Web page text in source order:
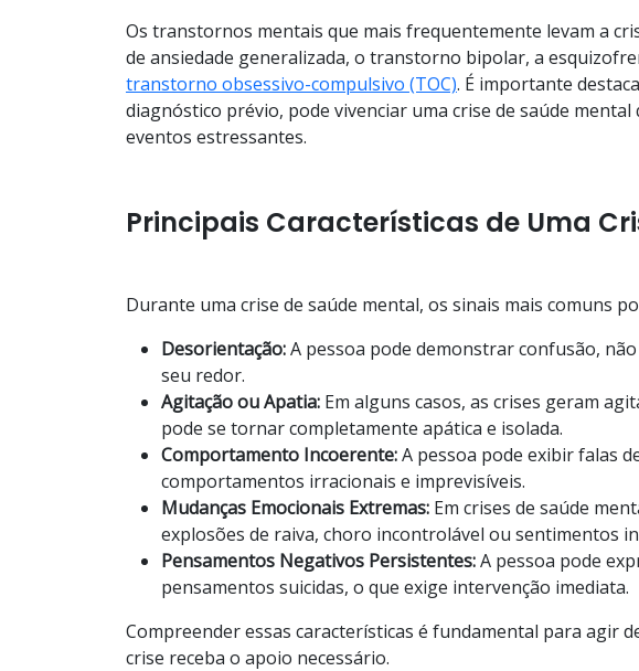
Os transtornos mentais que mais frequentemente levam a
de ansiedade generalizada, o transtorno bipolar, a
transtorno obsessivo-compulsivo (TOC). É importante
diagnóstico prévio, pode vivenciar uma crise de saúde
eventos estressantes.
Principais Características de Uma
Durante uma crise de saúde mental, os sinais mais comuns
Desorientação:A pessoa pode demonstrar confusão,
seu redor.
Agitação ou Apatia: Em alguns casos, as crises geram
pode se tornar completamente apática e isolada.
Comportamento Incoerente:A pessoa pode exibir falas
comportamentos irracionais e imprevisíveis.
Mudanças Emocionais Extremas: Em crises de saúde
explosões de raiva, choro incontrolável ou sentimentos
Pensamentos Negativos Persistentes:A pessoa pode
pensamentos suicidas, o que exige intervenção imediata.
Compreender essas características é fundamental para agir
crise receba o apoio necessário.